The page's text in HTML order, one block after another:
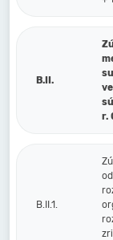
B.II.
r.
B.II.1.